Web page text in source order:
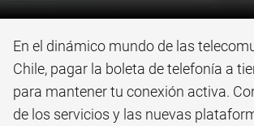
En el dinámico mundo de las
Chile, pagar la boleta de telefonía a
para mantener tu conexión activa.
de los servicios y las nuevas